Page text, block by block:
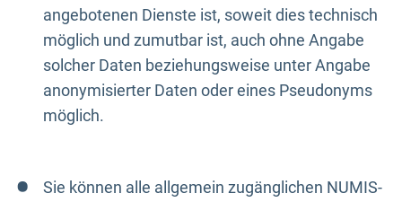
angebotenen Dienste ist, soweit dies technisch
möglich und zumutbar ist, auch ohne Angabe
solcher Daten beziehungsweise unter Angabe
anonymisierter Daten oder eines Pseudonyms
möglich.
Sie können alle allgemein zugänglichen NUMIS-